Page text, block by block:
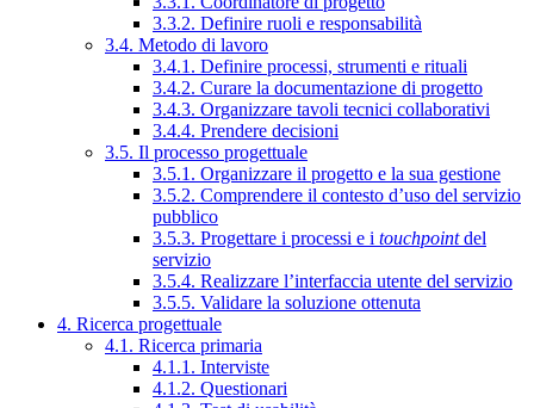
3.3.2. Definire ruoli e responsabilità
3.4. Metodo di lavoro
3.4.1. Definire processi, strumenti e rituali
3.4.2. Curare la documentazione di progetto
3.4.3. Organizzare tavoli tecnici collaborativi
3.4.4. Prendere decisioni
3.5. Il processo progettuale
3.5.1. Organizzare il progetto e la sua gestione
3.5.2. Comprendere il contesto d’uso del servizio
pubblico
3.5.3. Progettare i processi e i touchpointdel
servizio
3.5.4. Realizzare l’interfaccia utente del servizio
3.5.5. Validare la soluzione ottenuta
4. Ricerca progettuale
4.1. Ricerca primaria
4.1.1. Interviste
4.1.2. Questionari